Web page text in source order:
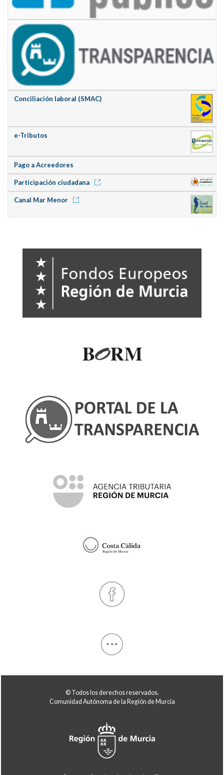
Conciliación laboral (SMAC)
e-Tributos
Pago a Acreedores
Participación ciudadana
Canal Mar Menor
© Todos los derechos reservados.
Comunidad Autónoma de la Región de Murcia